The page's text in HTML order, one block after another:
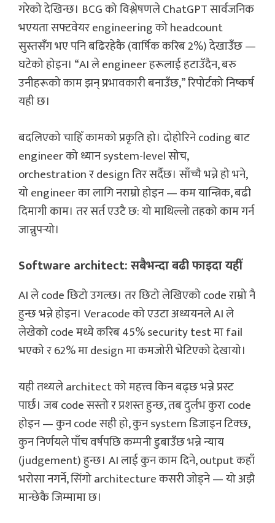
गरेको देखिन्छ। BCG को विश्लेषणले ChatGPT सार्वजनिक
भएयता सफ्टवेयर engineering को headcount
सुस्तसँग भए पनि बढिरहेकै (वार्षिक करिब 2%) देखाउँछ —
घटेको होइन। “AI ले engineer हरूलाई हटाउँदैन, बरु
उनीहरूको काम झन् प्रभावकारी बनाउँछ,” रिपोर्टको निष्कर्ष
यही छ।
बदलिएको चाहिँ कामको प्रकृति हो। दोहोरिने coding बाट
engineer को ध्यान system-level सोच,
orchestration र design तिर सर्दैछ। साँच्चै भन्ने हो भने,
यो engineer का लागि नराम्रो होइन — कम यान्त्रिक, बढी
दिमागी काम। तर सर्त एउटै छ: यो माथिल्लो तहको काम गर्न
जान्नुपर्‍यो।
Software architect: सबैभन्दा बढी फाइदा यहीँ
AI ले code छिटो उगल्छ। तर छिटो लेखिएको code राम्रो नै
हुन्छ भन्ने होइन। Veracode को एउटा अध्ययनले AI ले
लेखेको code मध्ये करिब 45% security test मा fail
भएको र 62% मा design मा कमजोरी भेटिएको देखायो।
यही तथ्यले architect को महत्त्व किन बढ्छ भन्ने प्रस्ट
पार्छ। जब code सस्तो र प्रशस्त हुन्छ, तब दुर्लभ कुरा code
होइन — कुन code सही हो, कुन system डिजाइन टिक्छ,
कुन निर्णयले पाँच वर्षपछि कम्पनी डुबाउँछ भन्ने न्याय
(judgement) हुन्छ। AI लाई कुन काम दिने, output कहाँ
भरोसा नगर्ने, सिंगो architecture कसरी जोड्ने — यो अझै
मान्छेकै जिम्मामा छ।